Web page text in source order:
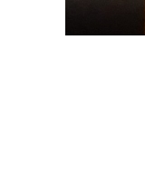
UNDP